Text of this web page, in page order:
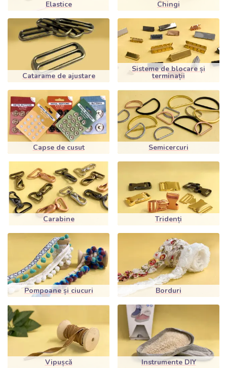
Elastice Chingi
Catarame de ajustare
Sisteme de blocare și
terminații
Capse de cusut Semicercuri
Carabine Tridenți
Pompoane și ciucuri Borduri
Vipușcă Instrumente DIY